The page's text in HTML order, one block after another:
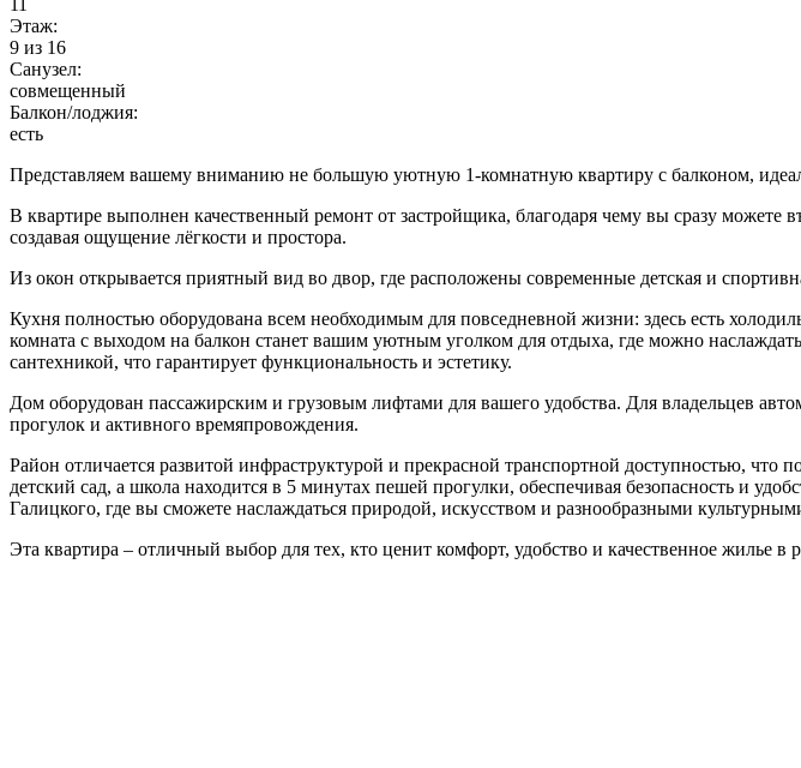
Этаж:
9 из 16
Санузел:
совмещенный
Балкон/лоджия:
есть
Представляем вашему вниманию не большую уютную 1-комнатную квартиру с балконом,
В квартире выполнен качественный ремонт от застройщика, благодаря чему вы сразу
создавая ощущение лёгкости и простора.
Из окон открывается приятный вид во двор, где расположены современные детская и
Кухня полностью оборудована всем необходимым для повседневной жизни: здесь есть
комната с выходом на балкон станет вашим уютным уголком для отдыха, где можно
сантехникой, что гарантирует функциональность и эстетику.
Дом оборудован пассажирским и грузовым лифтами для вашего удобства. Для владельцев
прогулок и активного времяпровождения.
Район отличается развитой инфраструктурой и прекрасной транспортной доступностью, что
детский сад, а школа находится в 5 минутах пешей прогулки, обеспечивая безопасность и
Галицкого, где вы сможете наслаждаться природой, искусством и разнообразными
Эта квартира – отличный выбор для тех, кто ценит комфорт, удобство и качественное жилье в